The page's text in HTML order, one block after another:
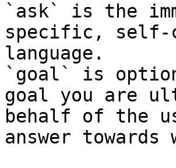
`ask` is the
specific, self-
language.
`goal` is
goal you are
behalf of the
answer